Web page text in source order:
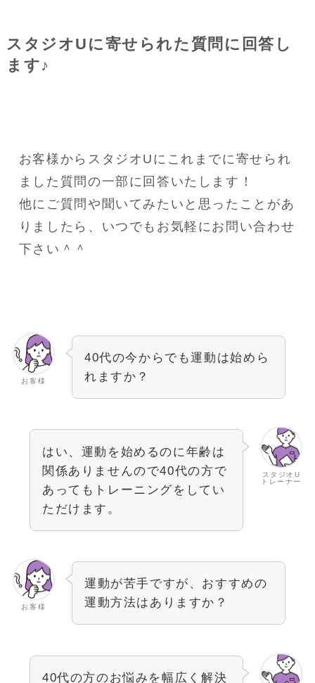
スタジオUに寄せられた質問に回答し
ます♪
お客様からスタジオUにこれまでに寄せられ
ました質問の一部に回答いたします！
他にご質問や聞いてみたいと思ったことがあ
りましたら、いつでもお気軽にお問い合わせ
下さい＾＾
お客様
40代の今からでも運動は始めら
れますか？
スタジオU
トレーナー
はい、運動を始めるのに年齢は
関係ありませんので40代の方で
あってもトレーニングをしてい
ただけます。
お客様
運動が苦手ですが、おすすめの
運動方法はありますか？
40代の方のお悩みを幅広く解決